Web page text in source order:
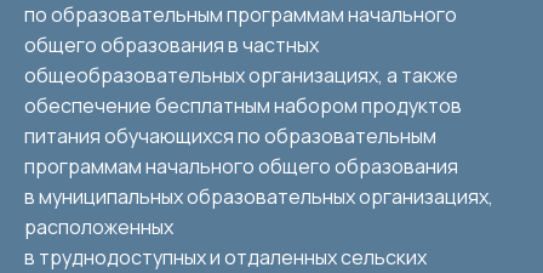
по образовательным программам начального
общего образования в частных
общеобразовательных организациях, а также
обеспечение бесплатным набором продуктов
питания обучающихся по образовательным
программам начального общего образования
в муниципальных образовательных организациях,
расположенных
в труднодоступных и отдаленных сельских